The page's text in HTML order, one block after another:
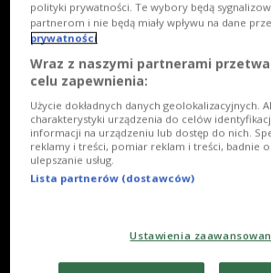
3/22
polityki prywatności. Te wybory będą
partnerom i nie będą miały wpływu na dane
prywatności
Wraz z naszymi partnerami
celu zapewnienia:
Użycie dokładnych danych geolokalizacyjnych.
charakterystyki urządzenia do celów
informacji na urządzeniu lub dostęp do nich.
reklamy i treści, pomiar reklam i treści, badnie
ulepszanie usług.
Lista partnerów (dostawców)
Ustawienia